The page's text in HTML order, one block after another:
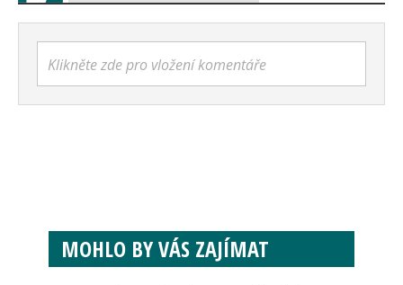
Klikněte zde pro vložení komentáře
MOHLO BY VÁS ZAJÍMAT